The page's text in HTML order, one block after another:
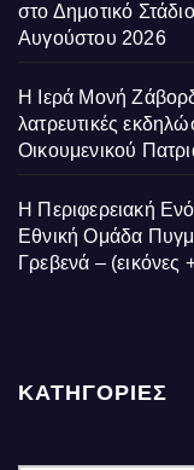
στο Δημοτικό
Αυγούστου 2026
Η Ιερά Μονή
λατρευτικές
Οικουμενικού
Η Περιφερειακή
Εθνική Ομάδα
Γρεβενά – (εικόνες
ΚΑΤΗΓΟΡΙΕΣ